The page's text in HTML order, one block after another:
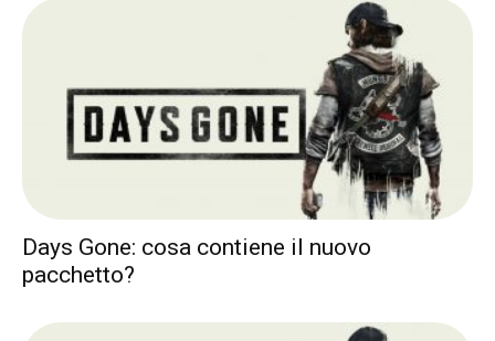
Days Gone: cosa contiene il nuovo
pacchetto?